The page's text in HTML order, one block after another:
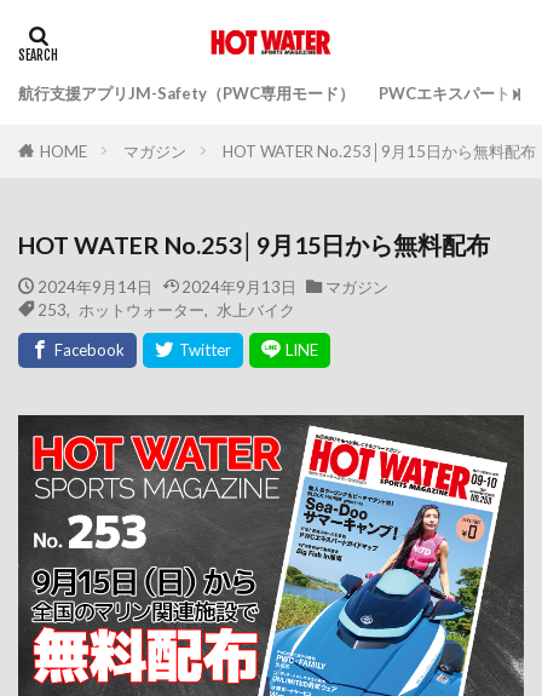
航行支援アプリJM-Safety（PWC専用モード） PWCエキスパートガ
HOME マガジン HOT WATER No.253│9月15日から無料配布
HOT WATER No.253│9月15日から無料配布
2024年9月14日 2024年9月13日
マガジン
253
ホットウォーター 水上バイク